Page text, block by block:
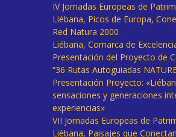
IV Jornadas Europeas de
Liébana, Picos de Europa,
Red Natura 2000
Liébana, Comarca de
Presentación del Proyecto de
“36 Rutas Autoguiadas
Presentación Proyecto:
sensaciones y generaciones
experiencias»
VII Jornadas Europeas de
Liébana, Paisajes que